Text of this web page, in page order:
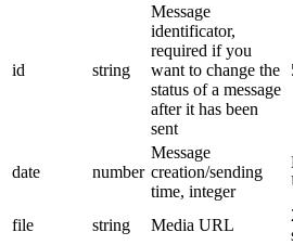
id string
Message
identificator,
required if you
want to change the
status of a message
after it has been
sent
date number
Message
creation/sending
time, integer
file string Media URL